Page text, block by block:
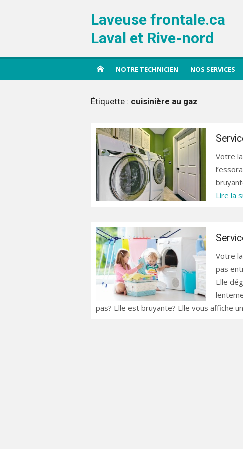
Laveuse frontale.ca
Laval et Rive-nord
NOTRE TECHNICIEN NOS SERVICES
Étiquette : cuisinière au gaz
Votre
Lire la
Votre
pas
Elle
pas? Elle est bruyante? Elle vous affiche